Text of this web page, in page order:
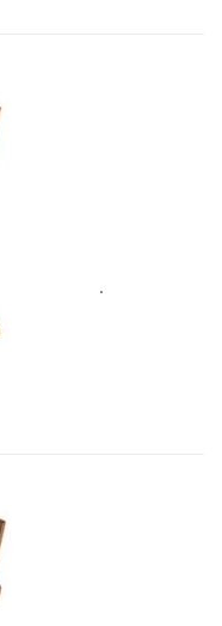
вращающе...